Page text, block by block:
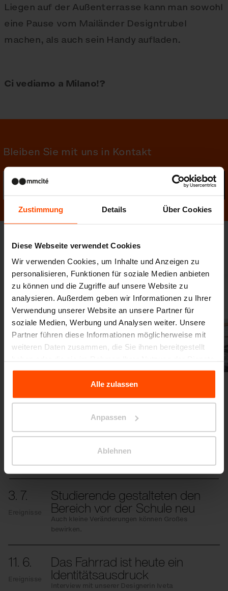
Zustimmung Details Über Cookies
Diese Webseite verwendet Cookies
Wir verwenden Cookies, um Inhalte und Anzeigen zu
personalisieren, Funktionen für soziale Medien anbieten
zu können und die Zugriffe auf unsere Website zu
analysieren. Außerdem geben wir Informationen zu Ihrer
Verwendung unserer Website an unsere Partner für
soziale Medien, Werbung und Analysen weiter. Unsere
Partner führen diese Informationen möglicherweise mit
weiteren Daten zusammen, die Sie ihnen bereitgestellt
gesammelt haben.
Für weitere Informationen besuchen Sie bitte Principles
Alle zulassen
Anpassen
Ablehnen
Liegen auf der Außenterrasse kann man sowohl
eine Pause vom Mailänder Designtrubel
machen, als auch sein Handy aufladen.
Ci vediamo a Milano!?
Bleiben Sie mit uns in Kontakt
Fotogalerie
Vorige Weiter
Mehrere Neuigkeiten
3. 7.
Ereignisse
Studierende gestalteten den
Bereich vor der Schule neu
Auch kleine Veränderungen können Großes
bewirken.
11. 6.
Ereignisse
Das Fahrrad ist heute ein
Identitätsausdruck
Interview mit unserer Designerin Iveta